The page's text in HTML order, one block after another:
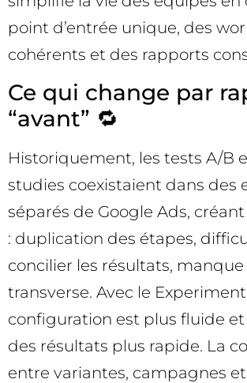
point d’entrée unique, des
cohérents et des rapports
Ce qui change par
“avant” 🔁
Historiquement, les tests A/B
studies coexistaient dans des
séparés de Google Ads,
: duplication des étapes,
concilier les résultats,
transverse. Avec le
configuration est plus fluide
des résultats plus rapide. La
entre variantes, campagnes et